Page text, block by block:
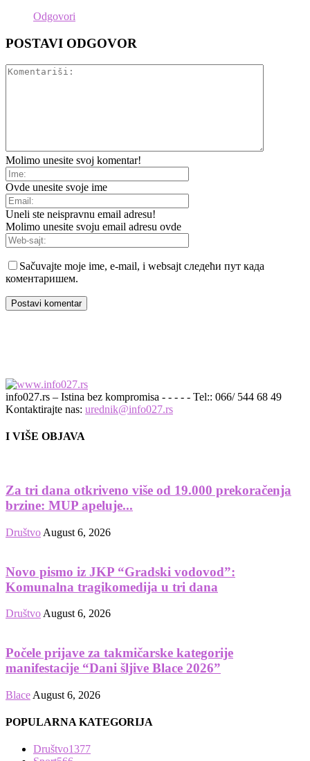
Odgovori
POSTAVI ODGOVOR
Molimo unesite svoj komentar!
Ovde unesite svoje ime
Uneli ste neispravnu email adresu!
Molimo unesite svoju email adresu ovde
Sačuvajte moje ime, e-mail, i websajt следећи пут када
коментаришем.
info027.rs – Istina bez kompromisa - - - - - Tel:: 066/ 544 68 49
Kontaktirajte nas: urednik@info027.rs
I VIŠE OBJAVA
Za tri dana otkriveno više od 19.000 prekoračenja
brzine: MUP apeluje...
Društvo August 6, 2026
Novo pismo iz JKP “Gradski vodovod”:
Komunalna tragikomedija u tri dana
Društvo August 6, 2026
Počele prijave za takmičarske kategorije
manifestacije “Dani šljive Blace 2026”
Blace August 6, 2026
POPULARNA KATEGORIJA
Društvo1377